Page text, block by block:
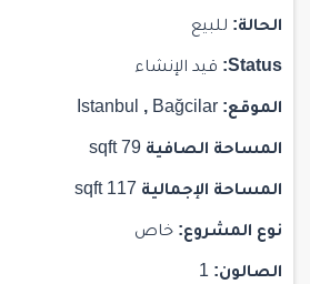
الحالة:
Status: قيد الإنشاء
الموقع: Istanbul , Bağcilar
المساحة الصافية
المساحة الإجمالية
نوع المشروع: خاص
الصالون: